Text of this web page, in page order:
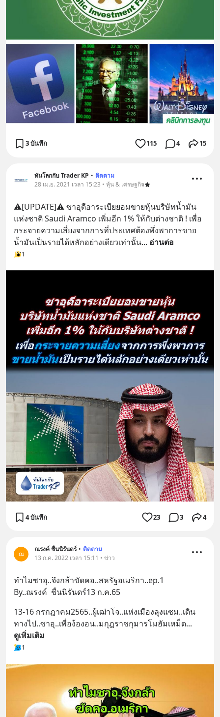
3 บันทึก 115 4 15
ทันโลกกับ Trader KP • ติดตาม
28 เม.ย. 2021 เวลา 15:23 • หุ้น & เศรษฐกิจ
⚠️[UPDATE]⚠️ ซาอุดีอาระเบียยอมขายหุ้นบริษัทน้ำมัน
แห่งชาติ Saudi Aramco เพิ่มอีก 1% ให้กับต่างชาติ ! เพื่อ
กระจายความเสี่ยงจากการที่ประเทศต้องพึ่งพาการขาย
น้ำมันเป็นรายได้หลักอย่างเดียวเท่านั้น... อ่านต่อ
1
4 บันทึก 23 3 4
ณ
ณรงค์ ชื่นนิรันดร์ • ติดตาม
13 ก.ค. 2022 เวลา 15:11 • ข่าว
ทำไมซาอุ..จึงกล้าขัดคอ..สหรัฐอเมริกา..ep.1
By..ณรงค์  ชื่นนิรันดร์13 ก.ค.65
13-16 กรกฎาคม2565..ผู้เฒ่าโจ..แห่งเมืองลุงแซม..เดิน
ทางไป..ซาอุ..เพื่อง้องอน..มกุฎราชกุมารโมฮัมเหม็ด...
ดูเพิ่มเติม
1